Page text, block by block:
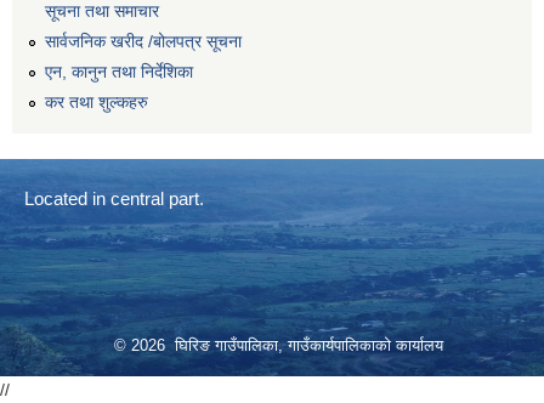
सूचना तथा समाचार
सार्वजनिक खरीद /बोलपत्र सूचना
एन, कानुन तथा निर्देशिका
कर तथा शुल्कहरु
Located in central part.
© 2026 घिरिङ गाउँपालिका, गाउँकार्यपालिकाको कार्यालय
//